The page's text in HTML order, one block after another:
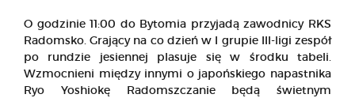
O godzinie 11:00 do Bytomia przyjadą zawodnicy RKS
Radomsko. Grający na co dzień w I grupie III-ligi zespół
po rundzie jesiennej plasuje się w środku tabeli.
Wzmocnieni między innymi o japońskiego napastnika
Ryo Yoshiokę Radomszczanie będą świetnym